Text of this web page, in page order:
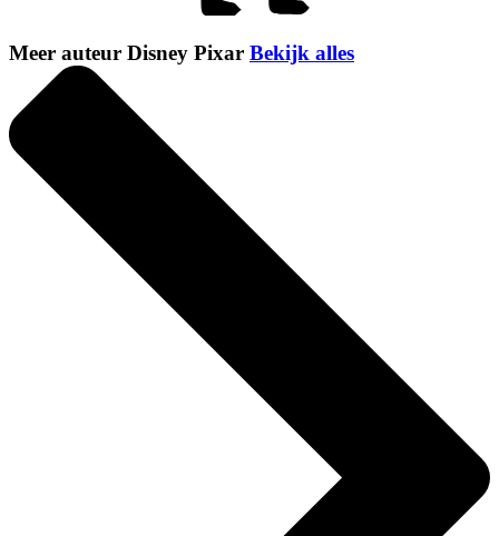
Meer auteur Disney Pixar Bekijk alles